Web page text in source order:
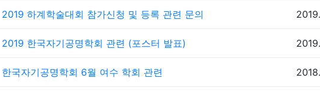
2019 하계학술대회 참가신청 및 등록 관련 문의
2019 한국자기공명학회 관련 (포스터 발표)
한국자기공명학회 6월 여수 학회 관련